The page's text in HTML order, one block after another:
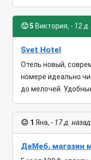
🙂5 Виктория, - 12
Svet Hotel
Отель новый,
номере идеально
до мелочей.
😐 1 Яна, - 17 д. назад
ДеМеб, магазин